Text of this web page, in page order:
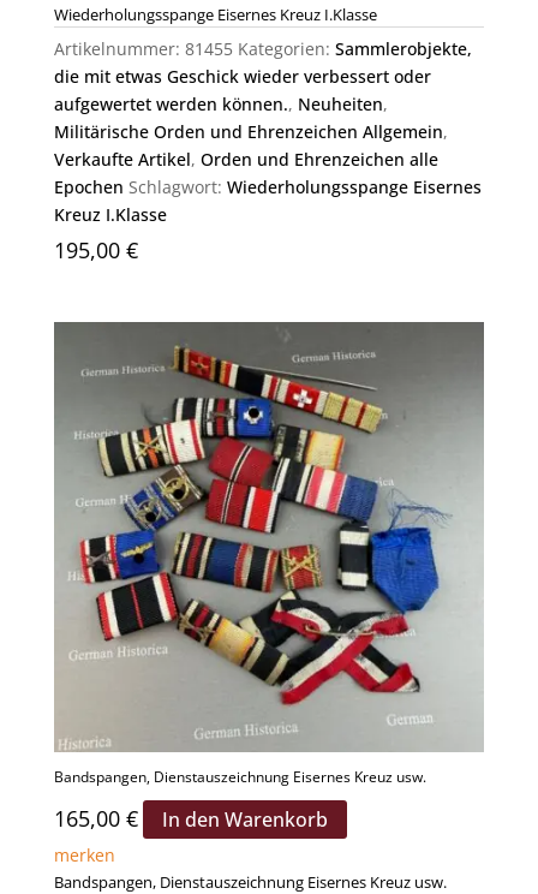
Wiederholungsspange Eisernes Kreuz I.Klasse
Artikelnummer: 81455 Kategorien: Sammlerobjekte,
die mit etwas Geschick wieder verbessert oder
aufgewertet werden können., Neuheiten,
Militärische Orden und Ehrenzeichen Allgemein,
Verkaufte Artikel, Orden und Ehrenzeichen alle
Epochen Schlagwort: Wiederholungsspange Eisernes
Kreuz I.Klasse
195,00 €
Bandspangen, Dienstauszeichnung Eisernes Kreuz usw.
165,00 € In den Warenkorb
merken
Bandspangen, Dienstauszeichnung Eisernes Kreuz usw.